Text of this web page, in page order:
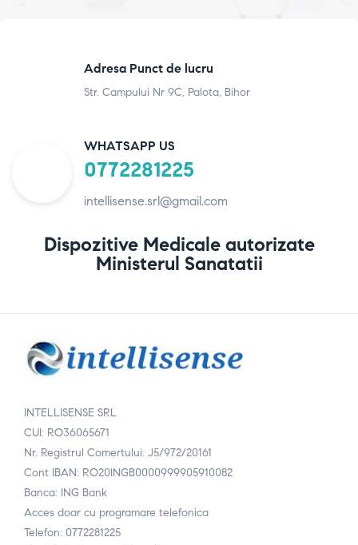
Adresa Punct de lucru
Str. Campului Nr 9C, Palota, Bihor
WHATSAPP US
0772281225
intellisense.srl@gmail.com
Dispozitive Medicale autorizate
Ministerul Sanatatii
INTELLISENSE SRL
CUI: RO36065671
Nr. Registrul Comertului: J5/972/20161
Cont IBAN: RO20INGB0000999905910082
Banca: ING Bank
Acces doar cu programare telefonica
Telefon: 0772281225